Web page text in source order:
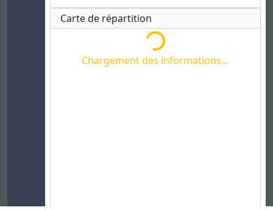
Carte de répartition
Chargement des informations...